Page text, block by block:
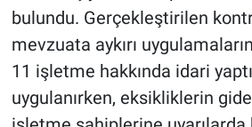
bulundu. Gerçekleştirilen
mevzuata aykırı
11 işletme hakkında idari
uygulanırken, eksikliklerin